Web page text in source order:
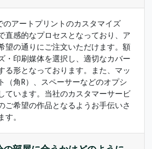
のアートプリントのカスタマイズ
直感的なプロセスとなっており、ア
望の通りにご注文いただけます。額
・印刷媒体を選択し、適切なカバー
る形となっております。また、マッ
（角R）、スペーサーなどのオプシ
ています。当社のカスタマーサービ
ご希望の作品となるようお手伝いさ
す。